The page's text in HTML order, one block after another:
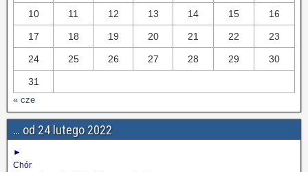
10 11 12 13 14 15 16
17 18 19 20 21 22 23
24 25 26 27 28 29 30
31
« cze
… od 24 lutego 2022
►
Chór